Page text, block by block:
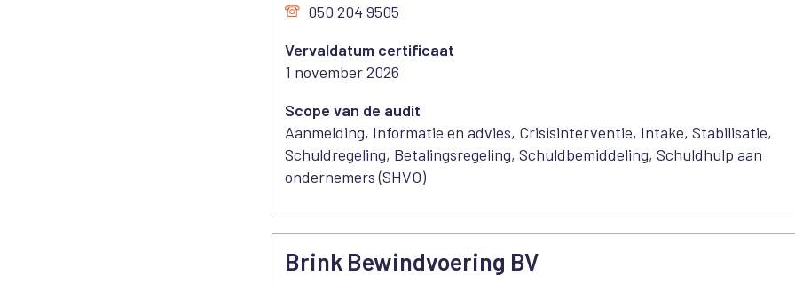
050 204 9505
Vervaldatum certificaat
1 november 2026
Scope van de audit
Aanmelding, Informatie en advies, Crisisinterventie, Intake, Stabilisatie,
Schuldregeling, Betalingsregeling, Schuldbemiddeling, Schuldhulp aan
ondernemers (SHVO)
Brink Bewindvoering BV